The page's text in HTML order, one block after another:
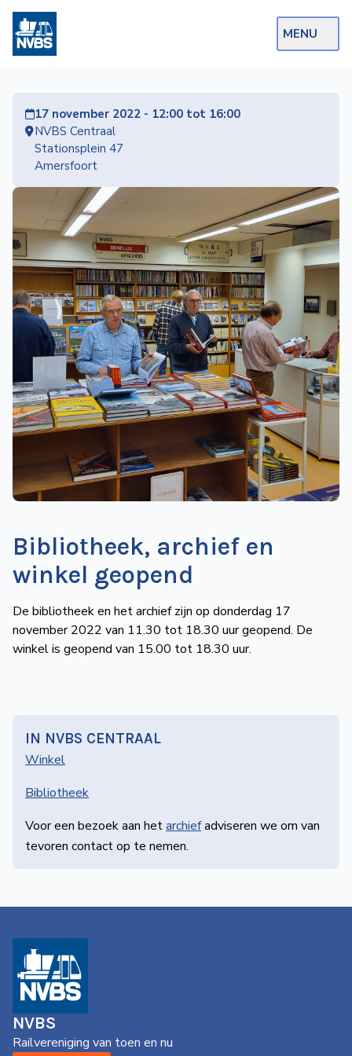
MENU
Op de Rails
NVBS Actueel
Afdelingen
Excursies
Actueel
Ons
aanbod
NVBS
Wegwijzer
Mijn
17 november 2022 - 12:00 tot 16:00
NVBS Centraal
Stationsplein 47
Amersfoort
Bibliotheek, archief en
winkel geopend
De bibliotheek en het archief zijn op donderdag 17
november 2022 van 11.30 tot 18.30 uur geopend. De
winkel is geopend van 15.00 tot 18.30 uur.
IN NVBS CENTRAAL
Winkel
Bibliotheek
Voor een bezoek aan hetarchiefadviseren we om van
tevoren contact op te nemen.
NVBS
Railvereniging van toen en nu